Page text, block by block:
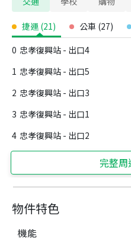
物件特色
機能
捷運 (21) 公車 (27)
0 忠孝復興站 - 出口4
1 忠孝復興站 - 出口5
2 忠孝復興站 - 出口3
3 忠孝復興站 - 出口1
4 忠孝復興站 - 出口2
完整